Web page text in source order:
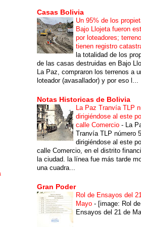
Casas Bolivia
Un 95% de los
Bajo Llojeta fueron
por loteadores;
tienen registro
la totalidad de los
de las casas destruidas en Bajo
La Paz, compraron los terrenos a
loteador (avasallador) y por eso l...
Notas Historicas de Bolivia
La Paz Tranvía TLP
dirigiéndose al este
calle Comercio - La
Tranvía TLP número 5
dirigiéndose al este
calle Comercio, en el distrito
la ciudad. la línea fue más tarde
una cuadra...
Gran Poder
Rol de Ensayos del
Mayo - [image: Rol de
Ensayos del 21 de